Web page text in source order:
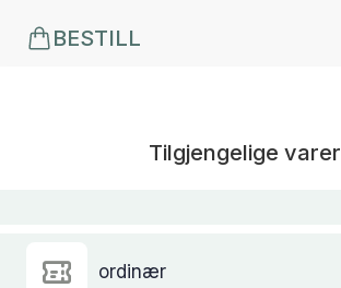
BESTILL
Tilgjengelige varer
ordinær